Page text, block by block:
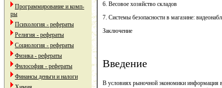
Программирование и комп-
ры
Психология - рефераты
Религия - рефераты
Социология - рефераты
Физика - рефераты
Философия - рефераты
Финансы деньги и налоги
6. Весовое хозяйство складов
7. Системы безопасности в магазине:
Заключение
Введение
В условиях рыночной экономики информация